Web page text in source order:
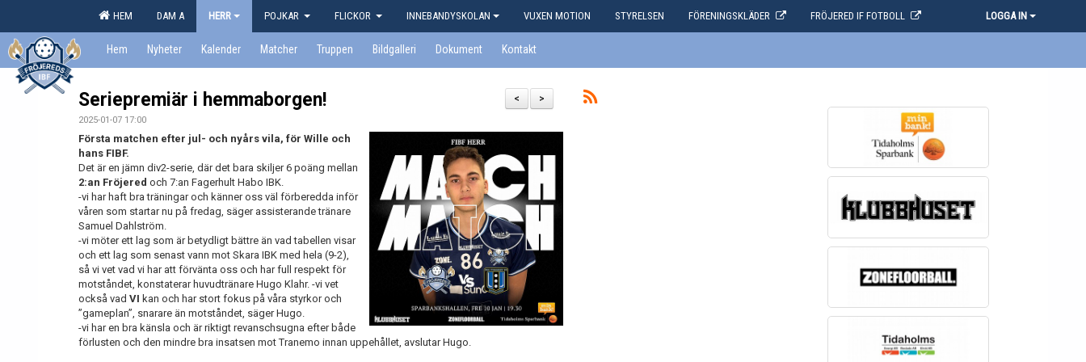
HEM DAM A HERR POJKAR FLICKOR INNEBANDYSKOLAN VUXEN MOTION STYRELSEN FÖRENINGSKLÄDER FRÖJERED IF FOTBOLL LOGGA IN
Hem Nyheter Kalender Matcher Truppen Bildgalleri Dokument Kontakt
>
<
Seriepremiär i hemmaborgen!
2025-01-07 17:00
Första matchen efter jul- och nyårs vila, för Wille och
hans FIBF.
Det är en jämn div2-serie, där det bara skiljer 6 poäng mellan
2:an Fröjered och 7:an Fagerhult Habo IBK.
-vi har haft bra träningar och känner oss väl förberedda inför
våren som startar nu på fredag, säger assisterande tränare
Samuel Dahlström.
-vi möter ett lag som är betydligt bättre än vad tabellen visar
och ett lag som senast vann mot Skara IBK med hela (9-2),
så vi vet vad vi har att förvänta oss och har full respekt för
motståndet, konstaterar huvudtränare Hugo Klahr. -vi vet
också vad VI kan och har stort fokus på våra styrkor och
”gameplan”, snarare än motståndet, säger Hugo.
-vi har en bra känsla och är riktigt revanschsugna efter både
förlusten och den mindre bra insatsen mot Tranemo innan uppehållet, avslutar Hugo.